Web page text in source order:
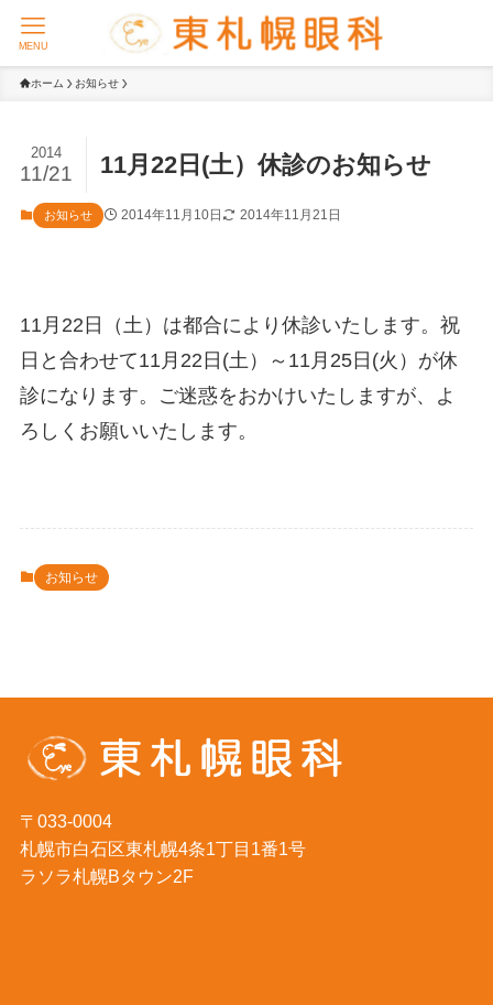
MENU
ホーム お知らせ
11月22日(土）休診のお知らせ
2014
11/21
お知らせ 2014年11月10日 2014年11月21日
11月22日（土）は都合により休診いたします。祝
日と合わせて11月22日(土）～11月25日(火）が休
診になります。ご迷惑をおかけいたしますが、よ
ろしくお願いいたします。
お知らせ
〒033-0004
札幌市白石区東札幌4条1丁目1番1号
ラソラ札幌Bタウン2F